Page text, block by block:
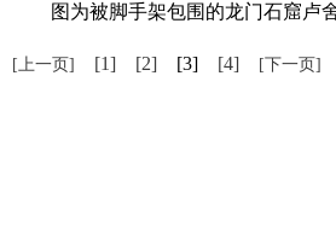
图为被脚手架包围的龙门石窟卢
[上一页] [1] [2] [3] [4] [下一页]